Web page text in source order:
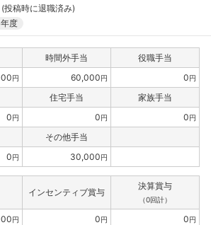
投稿時に退職済み)
度
時間外手当
役職手当
円 60,000円 0円
住宅手当
家族手当
0円 0円 0円
その他手当
0円 30,000円
インセンティブ賞与
決算賞与
（0回計）
円 0円 0円